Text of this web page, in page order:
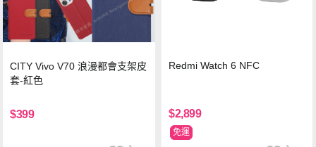
CITY Vivo V70 浪漫都會支架皮
套-紅色
$399
Redmi Watch 6 NFC
$2,899
免運